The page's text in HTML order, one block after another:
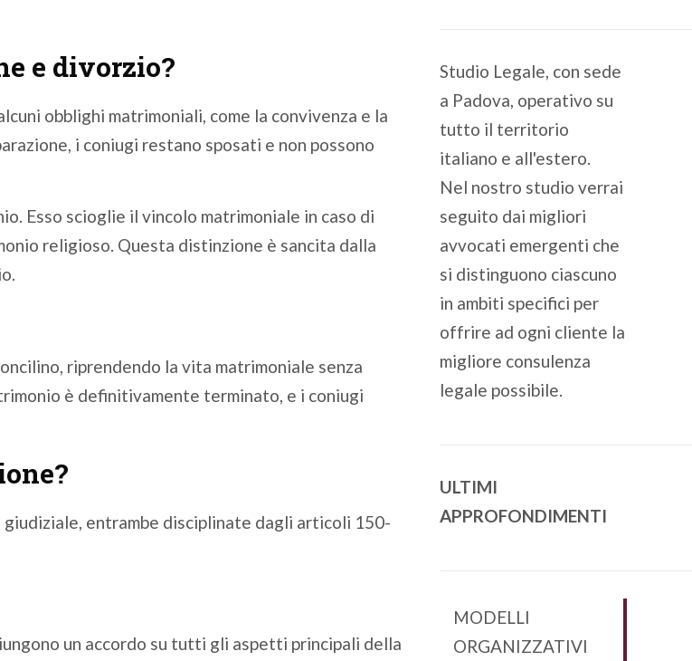
e divorzio?
obblighi matrimoniali, come la convivenza e la
i coniugi restano sposati e non possono
Esso scioglie il vincolo matrimoniale in caso di
religioso. Questa distinzione è sancita dalla
riprendendo la vita matrimoniale senza
è definitivamente terminato, e i coniugi
entrambe disciplinate dagli articoli 150-
un accordo su tutti gli aspetti principali della
Studio Legale, con sede
a Padova, operativo su
tutto il territorio
italiano e all'estero.
Nel nostro studio verrai
seguito dai migliori
avvocati emergenti che
si distinguono ciascuno
in ambiti specifici per
offrire ad ogni cliente la
migliore consulenza
legale possibile.
ULTIMI
APPROFONDIMENTI
MODELLI
ORGANIZZATIVI